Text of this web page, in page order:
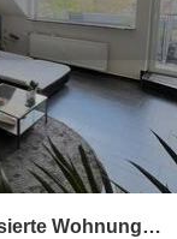
Wohnung